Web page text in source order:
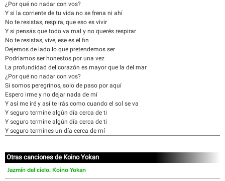
¿Por qué no nadar con vos?
Y si la corriente de tu vida no se frena ni ahí
No te resistas, respira, que eso es vivir
Y si pensás que todo va mal y no querés respirar
No te resistas, vive, ese es el fin
Dejemos de lado lo que pretendemos ser
Podríamos ser honestos por una vez
La profundidad del corazón es mayor que la del mar
¿Por qué no nadar con vos?
Si somos peregrinos, solo de paso por aquí
Espero irme y no dejar nada de mí
Y así me iré y así te irás como cuando el sol se va
Y seguro termine algún día cerca de ti
Y seguro termine algún día cerca de ti
Y seguro termines un día cerca de mí
Otras canciones de Koino Yokan
Jazmín del cielo, Koino Yokan